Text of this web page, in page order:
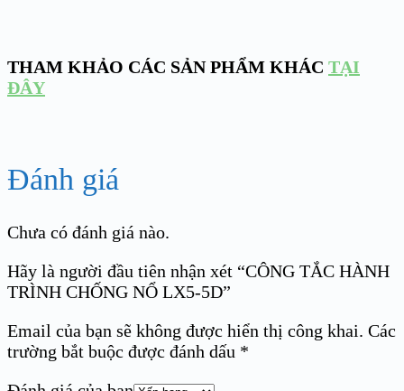
THAM KHẢO CÁC SẢN PHẨM KHÁC TẠI
ĐÂY
Đánh giá
Chưa có đánh giá nào.
Hãy là người đầu tiên nhận xét “CÔNG TẮC HÀNH
TRÌNH CHỐNG NỔ LX5-5D”
Email của bạn sẽ không được hiển thị công khai. Các
trường bắt buộc được đánh dấu *